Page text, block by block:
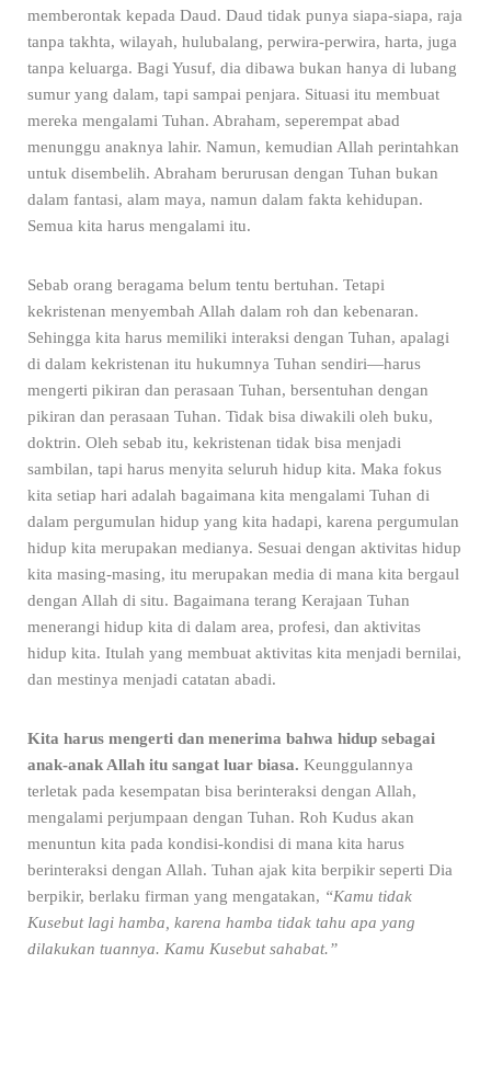
memberontak kepada Daud. Daud tidak punya siapa-siapa, raja
tanpa takhta, wilayah, hulubalang, perwira-perwira, harta, juga
tanpa keluarga. Bagi Yusuf, dia dibawa bukan hanya di lubang
sumur yang dalam, tapi sampai penjara. Situasi itu membuat
mereka mengalami Tuhan. Abraham, seperempat abad
menunggu anaknya lahir. Namun, kemudian Allah perintahkan
untuk disembelih. Abraham berurusan dengan Tuhan bukan
dalam fantasi, alam maya, namun dalam fakta kehidupan.
Semua kita harus mengalami itu.
Sebab orang beragama belum tentu bertuhan. Tetapi
kekristenan menyembah Allah dalam roh dan kebenaran.
Sehingga kita harus memiliki interaksi dengan Tuhan, apalagi
di dalam kekristenan itu hukumnya Tuhan sendiri—harus
mengerti pikiran dan perasaan Tuhan, bersentuhan dengan
pikiran dan perasaan Tuhan. Tidak bisa diwakili oleh buku,
doktrin. Oleh sebab itu, kekristenan tidak bisa menjadi
sambilan, tapi harus menyita seluruh hidup kita. Maka fokus
kita setiap hari adalah bagaimana kita mengalami Tuhan di
dalam pergumulan hidup yang kita hadapi, karena pergumulan
hidup kita merupakan medianya. Sesuai dengan aktivitas hidup
kita masing-masing, itu merupakan media di mana kita bergaul
dengan Allah di situ. Bagaimana terang Kerajaan Tuhan
menerangi hidup kita di dalam area, profesi, dan aktivitas
hidup kita. Itulah yang membuat aktivitas kita menjadi bernilai,
dan mestinya menjadi catatan abadi.
Kita harus mengerti dan menerima bahwa hidup sebagai
anak-anak Allah itu sangat luar biasa. Keunggulannya
terletak pada kesempatan bisa berinteraksi dengan Allah,
mengalami perjumpaan dengan Tuhan. Roh Kudus akan
menuntun kita pada kondisi-kondisi di mana kita harus
berinteraksi dengan Allah. Tuhan ajak kita berpikir seperti Dia
berpikir, berlaku firman yang mengatakan, “Kamu tidak
Kusebut lagi hamba, karena hamba tidak tahu apa yang
dilakukan tuannya. Kamu Kusebut sahabat.”